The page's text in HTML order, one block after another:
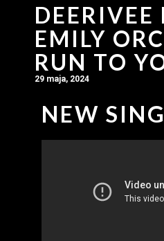
DEERIVEE
EMILY
RUN TO
29 maja, 2024
NEW